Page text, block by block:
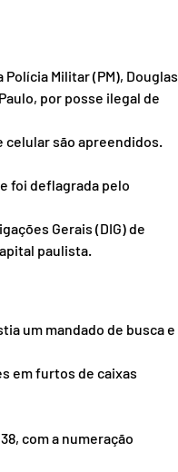
Militar (PM), Douglas
por posse ilegal de
celular são apreendidos.
foi deflagrada pelo
Gerais (DIG) de
paulista.
um mandado de busca e
em furtos de caixas
com a numeração